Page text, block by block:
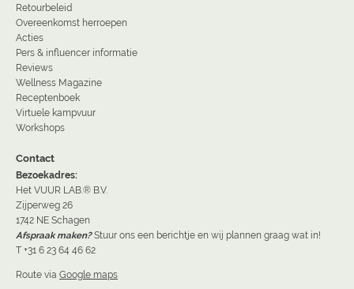
Retourbeleid
Overeenkomst herroepen
Acties
Pers & influencer informatie
Reviews
Wellness Magazine
Receptenboek
Virtuele kampvuur
Workshops
Contact
Bezoekadres:
Het VUUR LAB.® B.V.
Zijperweg 26
1742 NE Schagen
Afspraak maken? Stuur ons een berichtje en wij plannen graag wat in!
T +31 6 23 64 46 62
Route via Google maps